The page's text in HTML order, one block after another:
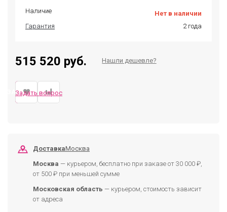
Наличие
Нет в наличии
Гарантия
2 года
515 520 руб. Нашли дешевле?
ЗАКАЗАТЬ
Задать вопрос
ДоставкаМосква
Москва — курьером, бесплатно при заказе от 30 000 ₽,
от 500 ₽ при меньшей сумме
Московская область — курьером, стоимость зависит
от адреса